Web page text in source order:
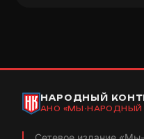
НАРОДНЫЙ
АНО «МЫ-НАРОДНЫЙ